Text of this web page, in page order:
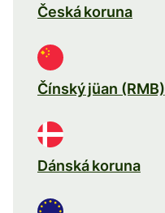
Česká koruna
Čínský jüan (RMB)
Dánská koruna